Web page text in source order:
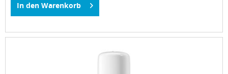
In den Warenkorb